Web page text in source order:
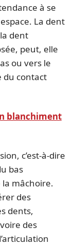
à se
La dent
dent
peut, elle
ou vers le
du contact
blanchiment
c’est-à-dire
bas
la mâchoire.
des
dents,
des